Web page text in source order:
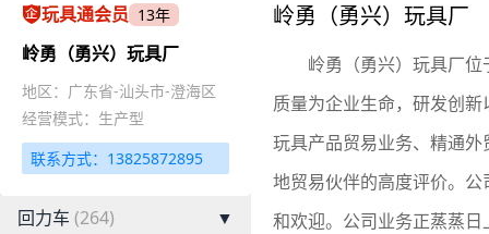
玩具通会员 13年
岭勇（勇兴）玩具厂
地区：广东省-汕头市-澄海区
经营模式：生产型
联系方式：13825872895
回力车 (264)
▼
岭勇（勇兴）玩具厂
岭勇（勇兴）玩具厂
质量为企业生命，研发创
玩具产品贸易业务、精通
地贸易伙伴的高度评价。
和欢迎。公司业务正蒸蒸